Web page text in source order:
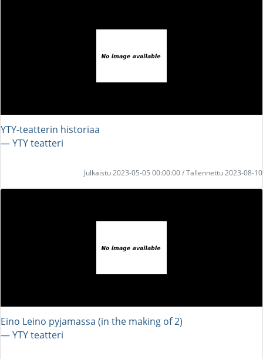
YTY-teatterin historiaa
― YTY teatteri
Julkaistu 2023-05-05 00:00:00 / Tallennettu 2023-08-10
Eino Leino pyjamassa (in the making of 2)
― YTY teatteri